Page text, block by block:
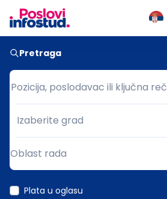
Pretraga
Pozicija, poslodavac ili ključna reč
Pozicija, poslodavac ili ključna reč
Grad
Izaberite grad
Oblast rada
Plata u oglasu